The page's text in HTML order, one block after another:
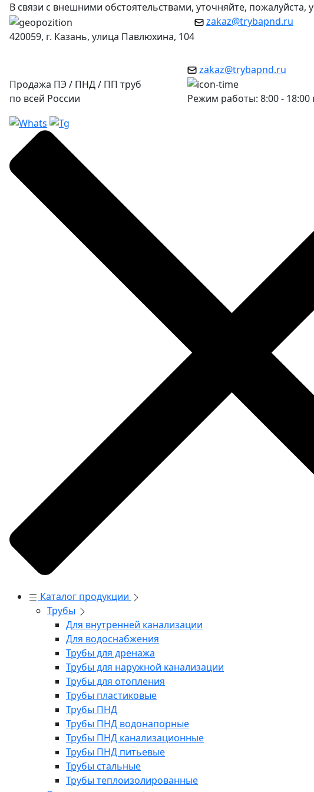
В связи с внешними обстоятельствами, уточняйте,
420059, г. Казань, улица Павлюхина, 104
zakaz@trybapnd.ru
Продажа ПЭ / ПНД / ПП труб
по всей России
zakaz@trybapnd.ru
Режим работы: 8:00 - 18:00
Каталог продукции
Трубы
Для внутренней канализации
Для водоснабжения
Трубы для дренажа
Трубы для наружной канализации
Трубы для отопления
Трубы пластиковые
Трубы ПНД
Трубы ПНД водонапорные
Трубы ПНД канализационные
Трубы ПНД питьевые
Трубы стальные
Трубы теплоизолированные